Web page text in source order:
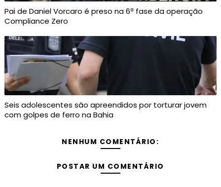
Pai de Daniel Vorcaro é preso na 6ª fase da operação
Compliance Zero
Seis adolescentes são apreendidos por torturar jovem
com golpes de ferro na Bahia
NENHUM COMENTÁRIO:
POSTAR UM COMENTÁRIO